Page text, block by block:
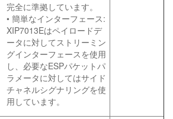
完全に準拠しています。
• 簡単なインターフェース:
XIP7013Eはペイロードデ
ータに対してストリーミン
グインターフェースを使用
し、必要なESPパケットパ
ラメータに対してはサイド
チャネルシグナリングを使
用しています。